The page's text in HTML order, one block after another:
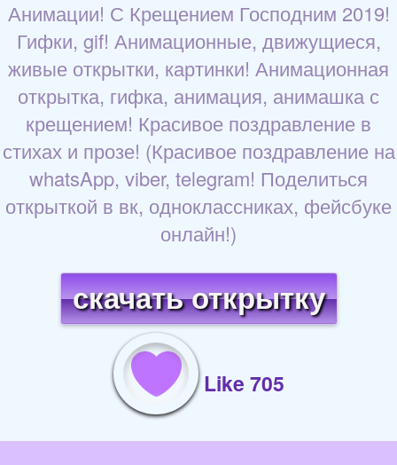
Анимации! С Крещением Господним 2019!
Гифки, gif! Анимационные, движущиеся,
живые открытки, картинки! Анимационная
открытка, гифка, анимация, анимашка с
крещением! Красивое поздравление в
стихах и прозе! (Красивое поздравление на
whatsApp, viber, telegram! Поделиться
открыткой в вк, одноклассниках, фейсбуке
онлайн!)
скачать открытку
Like 705